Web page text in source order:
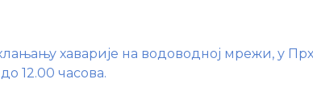
хаварије на водоводној мрежи, у
12.00 часова.